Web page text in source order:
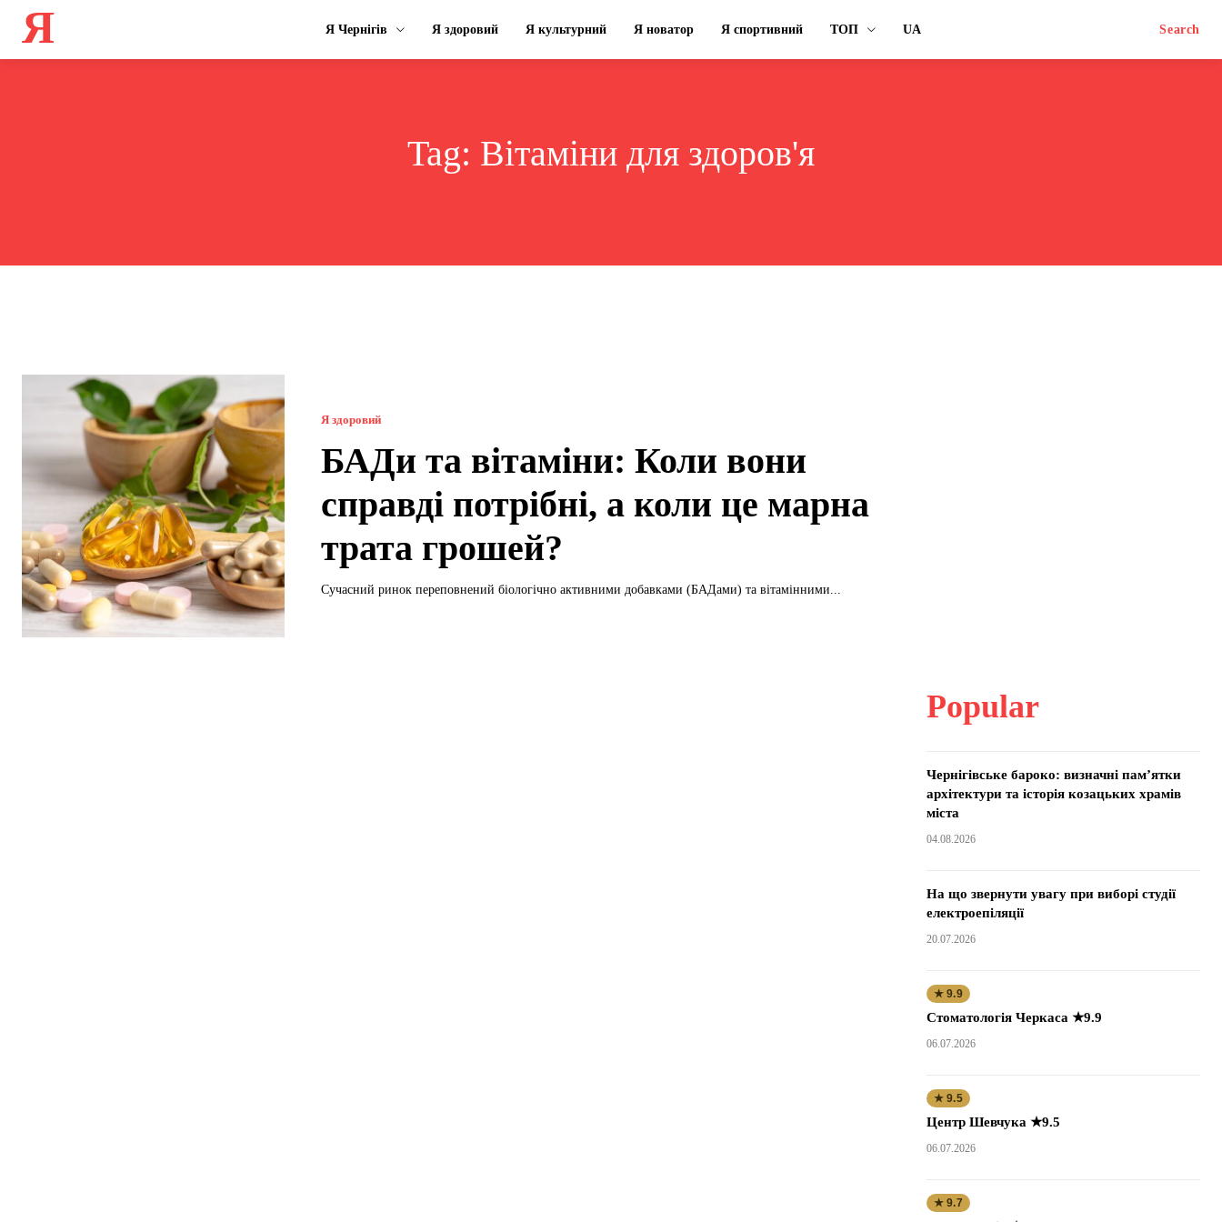
Я Я Чернігів Я здоровий Я культурний Я новатор Я спортивний ТОП UA Search
Tag: Вітаміни для здоров'я
Я здоровий
БАДи та вітаміни: Коли вони
справді потрібні, а коли це марна
трата грошей?
Сучасний ринок переповнений біологічно активними добавками (БАДами) та вітамінними...
Popular
Чернігівське бароко: визначні пам’ятки
архітектури та історія козацьких храмів
міста
04.08.2026
На що звернути увагу при виборі студії
електроепіляції
20.07.2026
★ 9.9
Стоматологія Черкаса ★9.9
06.07.2026
★ 9.5
Центр Шевчука ★9.5
06.07.2026
★ 9.7